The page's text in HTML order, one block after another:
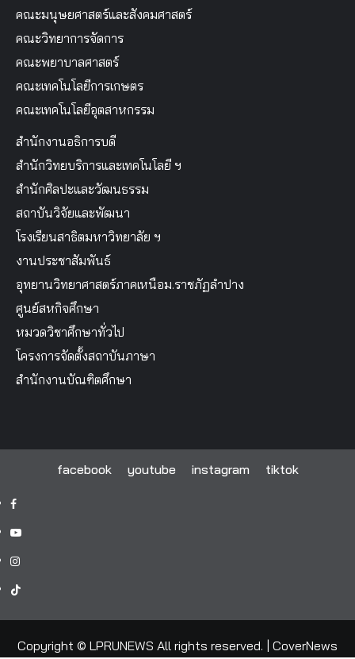
คณะมนุษยศาสตร์และสังคมศาสตร์
คณะวิทยาการจัดการ
คณะพยาบาลศาสตร์
คณะเทคโนโลยีการเกษตร
คณะเทคโนโลยีอุตสาหกรรม
สำนักงานอธิการบดี
สำนักวิทยบริการและเทคโนโลยี ฯ
สำนักศิลปะและวัฒนธรรม
สถาบันวิจัยและพัฒนา
โรงเรียนสาธิตมหาวิทยาลัย ฯ
งานประชาสัมพันธ์
อุทยานวิทยาศาสตร์ภาคเหนือม.ราชภัฏลำปาง
ศูนย์สหกิจศึกษา
หมวดวิชาศึกษาทั่วไป
โครงการจัดตั้งสถาบันภาษา
สำนักงานบัณฑิตศึกษา
facebook youtube instagram tiktok
facebook
youtube
instagram
tiktok
Copyright © LPRUNEWS All rights reserved.
CoverNews